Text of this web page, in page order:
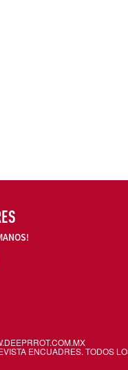
DEEPRROT.COM.MX
ENCUADRES. TODOS